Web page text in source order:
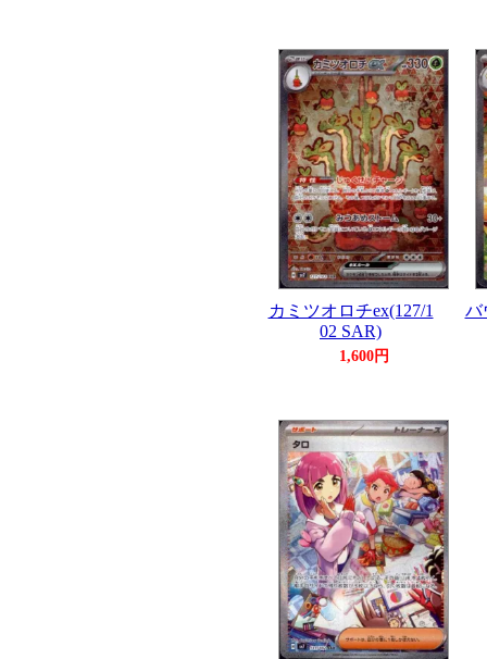
カミツオロチex(127/1
02 SAR)
1,600円
バ